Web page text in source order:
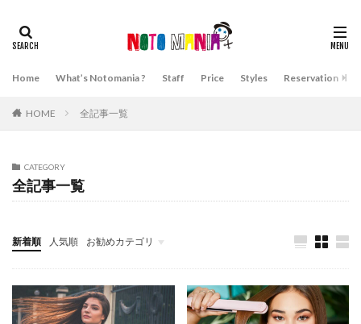
Home What’s Notomania ? Staff Price Styles Reservation
HOME 全記事一覧
CATEGORY
全記事一覧
新着順 人気順 お勧めカテゴリ
ダメージケア・頭皮ケア・髪質について
ブリーチ・ヘアカラー・グラデーションカラーについて
ヘアアレンジ・ヘアスタイル・似合う髪型について